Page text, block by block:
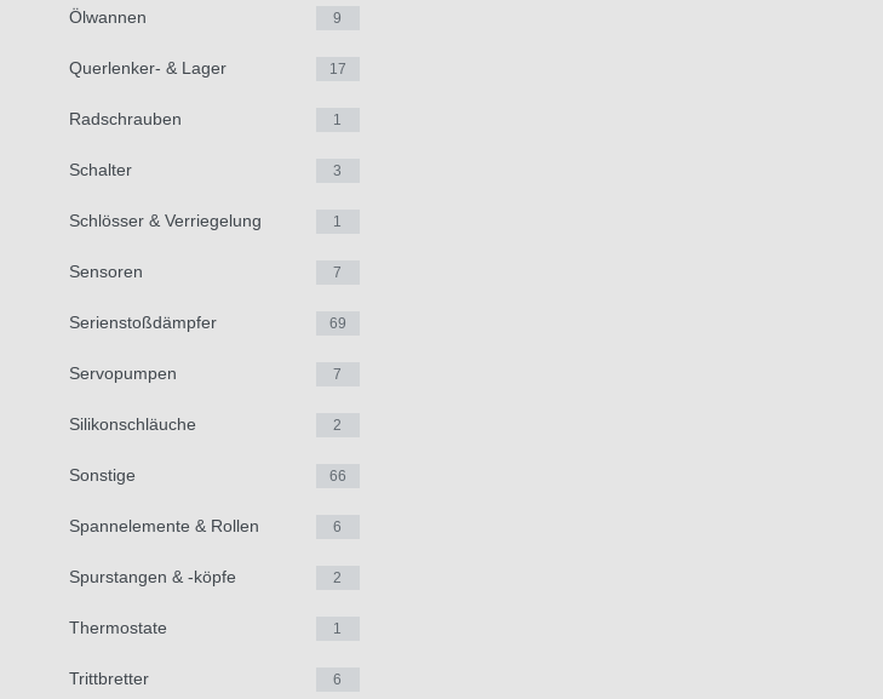
Ölwannen 9
Querlenker- & Lager 17
Radschrauben 1
Schalter 3
Schlösser & Verriegelung 1
Sensoren 7
Serienstoßdämpfer 69
Servopumpen 7
Silikonschläuche 2
Sonstige 66
Spannelemente & Rollen 6
Spurstangen & -köpfe 2
Thermostate 1
Trittbretter 6